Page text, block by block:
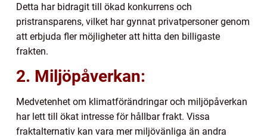
Detta har bidragit till ökad konkurrens och
pristransparens, vilket har gynnat privatpersoner genom
att erbjuda fler möjligheter att hitta den billigaste
frakten.
2. Miljöpåverkan:
Medvetenhet om klimatförändringar och miljöpåverkan
har lett till ökat intresse för hållbar frakt. Vissa
fraktalternativ kan vara mer miljövänliga än andra